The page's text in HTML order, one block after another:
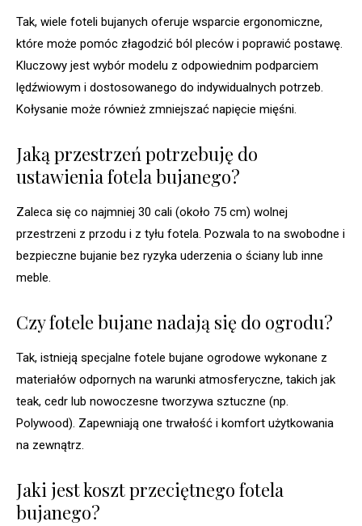
Tak, wiele foteli bujanych oferuje wsparcie ergonomiczne,
które może pomóc złagodzić ból pleców i poprawić postawę.
Kluczowy jest wybór modelu z odpowiednim podparciem
lędźwiowym i dostosowanego do indywidualnych potrzeb.
Kołysanie może również zmniejszać napięcie mięśni.
Jaką przestrzeń potrzebuję do
ustawienia fotela bujanego?
Zaleca się co najmniej 30 cali (około 75 cm) wolnej
przestrzeni z przodu i z tyłu fotela. Pozwala to na swobodne i
bezpieczne bujanie bez ryzyka uderzenia o ściany lub inne
meble.
Czy fotele bujane nadają się do ogrodu?
Tak, istnieją specjalne fotele bujane ogrodowe wykonane z
materiałów odpornych na warunki atmosferyczne, takich jak
teak, cedr lub nowoczesne tworzywa sztuczne (np.
Polywood). Zapewniają one trwałość i komfort użytkowania
na zewnątrz.
Jaki jest koszt przeciętnego fotela
bujanego?